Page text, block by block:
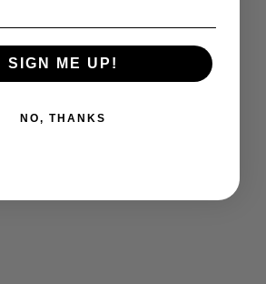
SIGN ME UP!
NO, THANKS